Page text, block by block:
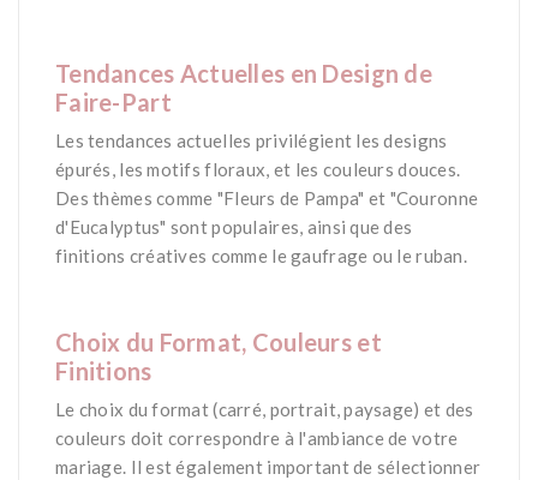
Tendances Actuelles en Design de
Faire-Part
Les tendances actuelles privilégient les designs
épurés, les motifs floraux, et les couleurs douces.
Des thèmes comme "Fleurs de Pampa" et "Couronne
d'Eucalyptus" sont populaires, ainsi que des
finitions créatives comme le gaufrage ou le ruban​.
Choix du Format, Couleurs et
Finitions
Le choix du format (carré, portrait, paysage) et des
couleurs doit correspondre à l'ambiance de votre
mariage. Il est également important de sélectionner